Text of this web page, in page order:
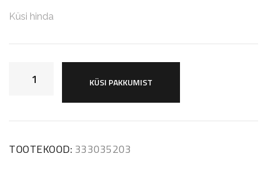
Küsi hinda
KÜSI PAKKUMIST
TOOTEKOOD: 333035203